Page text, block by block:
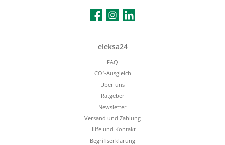
FacebookInstagramLinkedIn
eleksa24
FAQ
CO²-Ausgleich
Über uns
Ratgeber
Newsletter
Versand und Zahlung
Hilfe und Kontakt
Begriffserklärung